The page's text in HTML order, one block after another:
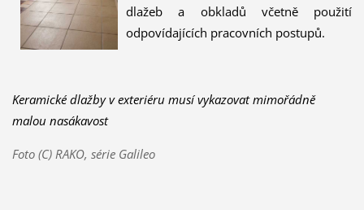
dlažeb a obkladů včetně použití
odpovídajících pracovních postupů.
Keramické dlažby v exteriéru musí vykazovat mimořádně
malou nasákavost
Foto (C) RAKO, série Galileo